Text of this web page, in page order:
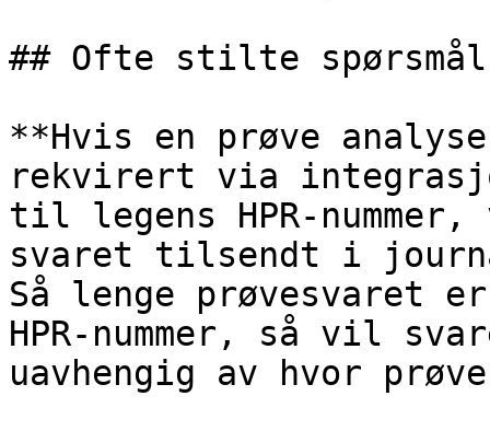
## Ofte stilte spørsmål
**Hvis en prøve
rekvirert via
til legens HPR-
svaret tilsendt i
Så lenge prøvesvaret
HPR-nummer, så vil
uavhengig av hvor